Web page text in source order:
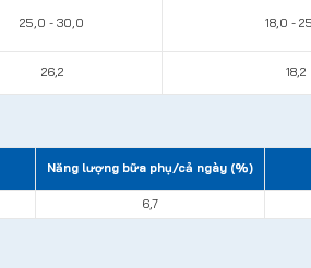
25,0 - 30,0 18,0 -
26,2 18,2
Năng lượng bữa phụ/cả ngày (%)
6,7